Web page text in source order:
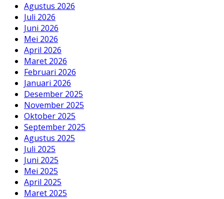
Agustus 2026
Juli 2026
Juni 2026
Mei 2026
April 2026
Maret 2026
Februari 2026
Januari 2026
Desember 2025
November 2025
Oktober 2025
September 2025
Agustus 2025
Juli 2025
Juni 2025
Mei 2025
April 2025
Maret 2025